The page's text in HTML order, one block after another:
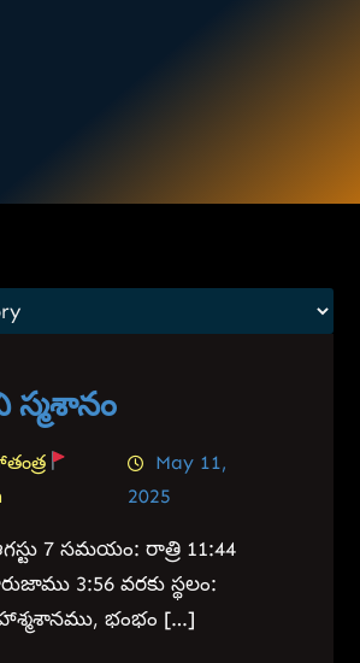
స్మశానం
May 11,
2025
7 సమయం: రాత్రి 11:44
3:56 వరకు స్థలం:
భంభం […]